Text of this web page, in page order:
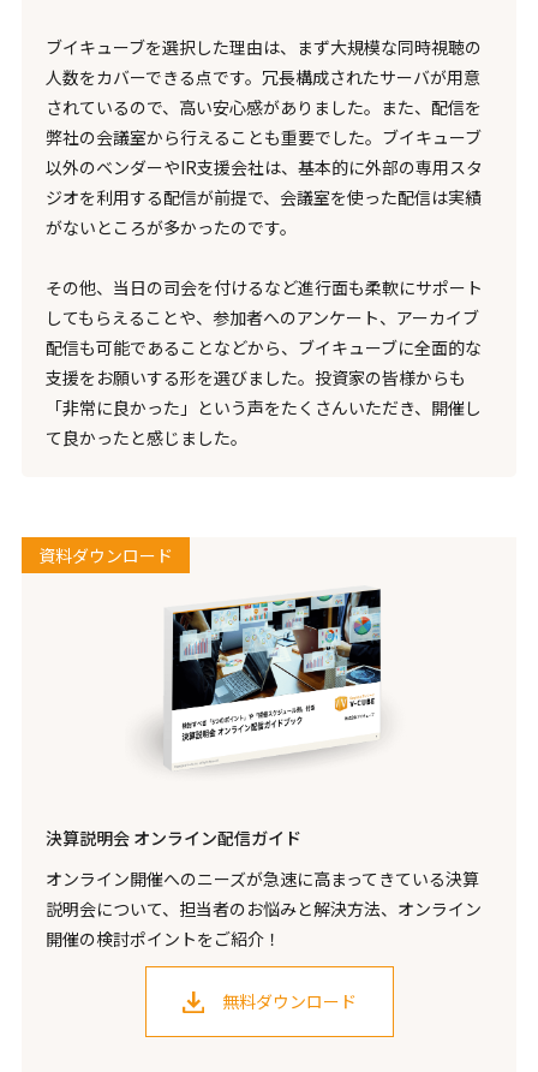
ブイキューブを選択した理由は、まず大規模な同時視聴の
人数をカバーできる点です。冗長構成されたサーバが用意
されているので、高い安心感がありました。また、配信を
弊社の会議室から行えることも重要でした。ブイキューブ
以外のベンダーやIR支援会社は、基本的に外部の専用スタ
ジオを利用する配信が前提で、会議室を使った配信は実績
がないところが多かったのです。
その他、当日の司会を付けるなど進行面も柔軟にサポート
してもらえることや、参加者へのアンケート、アーカイブ
配信も可能であることなどから、ブイキューブに全面的な
支援をお願いする形を選びました。投資家の皆様からも
「非常に良かった」という声をたくさんいただき、開催し
て良かったと感じました。
資料ダウンロード
決算説明会 オンライン配信ガイド
オンライン開催へのニーズが急速に高まってきている決算
説明会について、担当者のお悩みと解決方法、オンライン
開催の検討ポイントをご紹介！
無料ダウンロード